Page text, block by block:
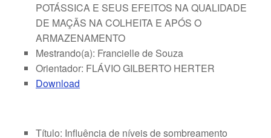
POTÁSSICA E SEUS EFEITOS NA QUALIDADE
DE MAÇÃS NA COLHEITA E APÓS O
ARMAZENAMENTO
Mestrando(a): Francielle de Souza
Orientador: FLÁVIO GILBERTO HERTER
Download
Título: Influência de níveis de sombreamento